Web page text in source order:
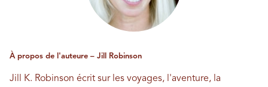
À propos de l'auteure – Jill Robinson
Jill K. Robinson écrit sur les voyages, l'aventure, la